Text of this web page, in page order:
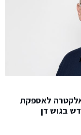
לאספקת
בגוש דן